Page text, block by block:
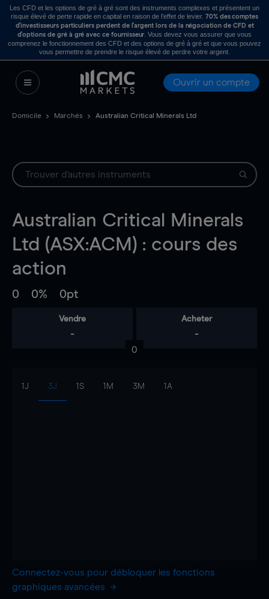
Les CFD et les options de gré à gré sont des instruments complexes et présentent un
risque élevé de perte rapide en capital en raison de l’effet de levier. 70% des comptes
d’investisseurs particuliers perdent de l’argent lors de la négociation de CFD et
d’options de gré à gré avec ce fournisseur . Vous devez vous assurer que vous
comprenez le fonctionnement des CFD et des options de gré à gré et que vous pouvez
vous permettre de prendre le risque élevé de perdre votre argent.
Ouvrir un compte
Domicile Marchés Australian Critical Minerals Ltd
Australian Critical Minerals
Ltd (ASX:ACM) : cours des
action
0 0% 0pt
Vendre
-
Acheter
-
0
1J 3J 1S 1M 3M 1A
Connectez-vous pour débloquer les fonctions
graphiques avancées